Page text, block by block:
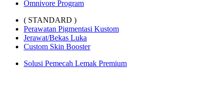
Omnivore Program
( STANDARD )
Perawatan Pigmentasi Kustom
Jerawat/Bekas Luka
Custom Skin Booster
Solusi Pemecah Lemak Premium